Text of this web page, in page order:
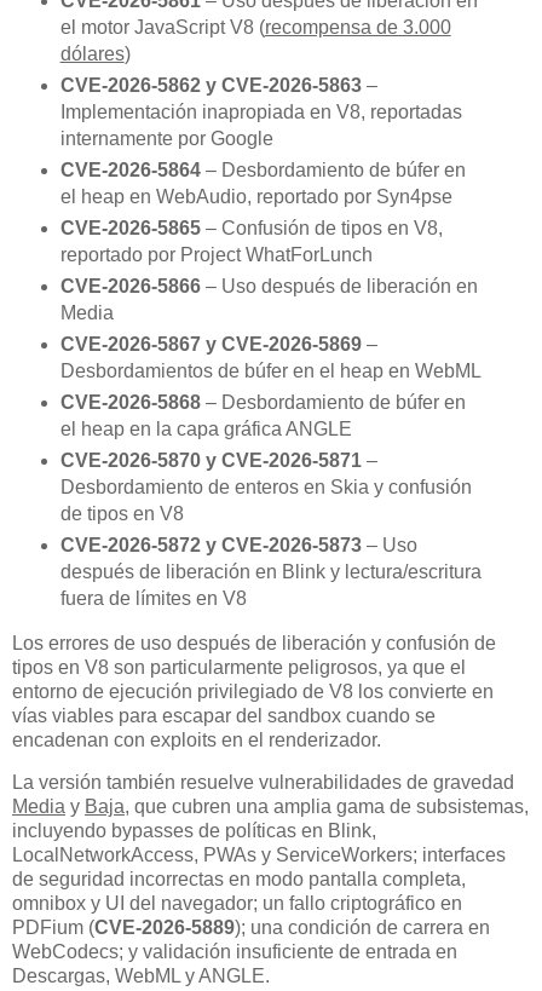
el motor JavaScript V8 (recompensa de 3.000
dólares)
CVE-2026-5862 y CVE-2026-5863–
Implementación inapropiada en V8, reportadas
internamente por Google
CVE-2026-5864– Desbordamiento de búfer en
el heap en WebAudio, reportado por Syn4pse
CVE-2026-5865– Confusión de tipos en V8,
reportado por Project WhatForLunch
CVE-2026-5866– Uso después de liberación en
Media
CVE-2026-5867 y CVE-2026-5869–
Desbordamientos de búfer en el heap en WebML
CVE-2026-5868– Desbordamiento de búfer en
el heap en la capa gráfica ANGLE
CVE-2026-5870 y CVE-2026-5871–
Desbordamiento de enteros en Skia y confusión
de tipos en V8
CVE-2026-5872 y CVE-2026-5873– Uso
después de liberación en Blink y lectura/escritura
fuera de límites en V8
Los errores de uso después de liberación y confusión de
tipos en V8 son particularmente peligrosos, ya que el
entorno de ejecución privilegiado de V8 los convierte en
vías viables para escapar del sandbox cuando se
encadenan con exploits en el renderizador.
La versión también resuelve vulnerabilidades de gravedad
Media y Baja, que cubren una amplia gama de subsistemas,
incluyendo bypasses de políticas en Blink,
LocalNetworkAccess, PWAs y ServiceWorkers; interfaces
de seguridad incorrectas en modo pantalla completa,
omnibox y UI del navegador; un fallo criptográfico en
PDFium (CVE-2026-5889); una condición de carrera en
WebCodecs; y validación insuficiente de entrada en
Descargas, WebML y ANGLE.